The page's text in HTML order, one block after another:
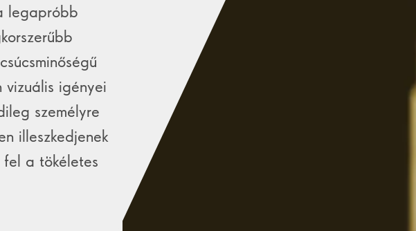
legapróbb
vizuális igényei
személyre
illeszkedjenek
fel a tökéletes